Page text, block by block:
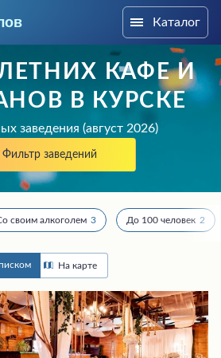
12-54
Каталог
КАФЕ И
В КУРСКЕ
заведения (август 2026)
Фильтр заведений
своим алкоголем 3 До 100 человек 2
На карте